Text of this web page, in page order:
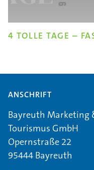
4 TOLLE TAGE –
ANSCHRIFT
Bayreuth Marketing
Tourismus GmbH
Opernstraße 22
95444 Bayreuth